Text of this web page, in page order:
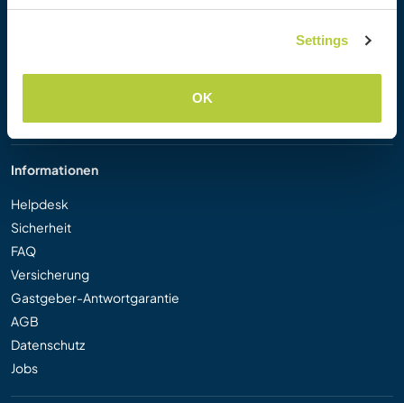
Settings
OK
Informationen
Helpdesk
Sicherheit
FAQ
Versicherung
Gastgeber-Antwortgarantie
AGB
Datenschutz
Jobs